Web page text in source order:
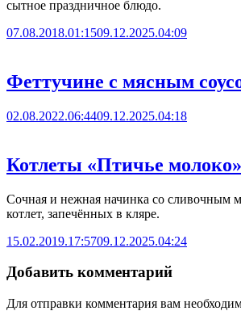
сытное праздничное блюдо.
07.08.2018.01:1509.12.2025.04:09
Феттучине с мясным
02.08.2022.06:4409.12.2025.04:18
Котлеты «Птичье молоко»
Сочная и нежная начинка со сливочным
котлет, запечённых в кляре.
15.02.2019.17:5709.12.2025.04:24
Добавить комментарий
Для отправки комментария вам